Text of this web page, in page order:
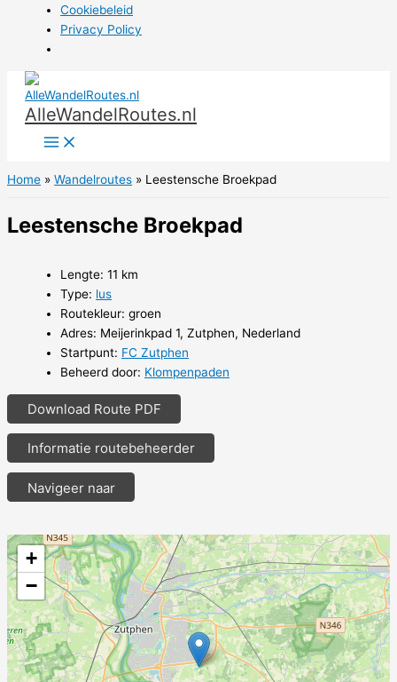
Cookiebeleid
Privacy Policy
naar
inhoud
AlleWandelRoutes.nl
Home Wandelroutes Leestensche Broekpad
Leestensche Broekpad
Lengte: 11 km
Type: lus
Routekleur: groen
Adres: Meijerinkpad 1, Zutphen, Nederland
Startpunt: FC Zutphen
Beheerd door: Klompenpaden
Download Route PDF
Informatie routebeheerder
Navigeer naar
+
−